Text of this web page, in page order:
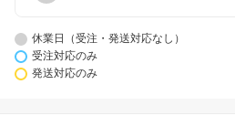
休業日（受注・発送対応なし）
受注対応のみ
発送対応のみ